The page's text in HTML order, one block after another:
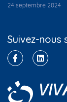
24 septembre 2024
Suivez-nous